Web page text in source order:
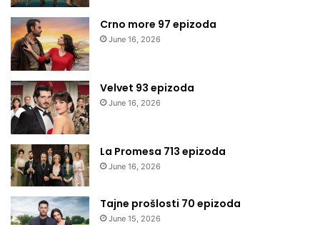
Crno more 97 epizoda
June 16, 2026
Velvet 93 epizoda
June 16, 2026
La Promesa 713 epizoda
June 16, 2026
Tajne prošlosti 70 epizoda
June 15, 2026